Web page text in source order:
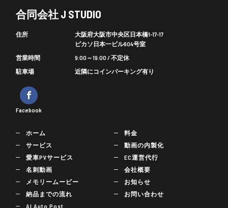
合同会社 J STUDIO
住所
大阪府大阪市中央区日本橋1-17-17
ピカソ日本一ビル604号室
営業時間
9:00～19:00 / 不定休
駐車場
近隣にコインパーキング有り
Facebook
ホーム
サービス
愛車PVサービス
名刺動画
メモリームービー
納品までの流れ
AI Auto Post
料金
動画の内製化
EC運営代行
会社概要
お知らせ
お問い合わせ